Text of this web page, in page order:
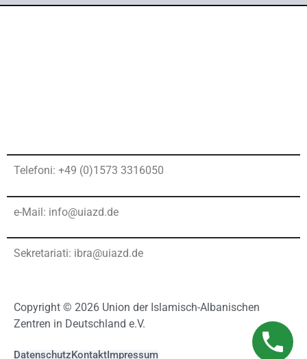
Telefoni: +49 (0)1573 3316050
e-Mail: info@uiazd.de
Sekretariati: ibra@uiazd.de
Copyright © 2026 Union der Islamisch-Albanischen
Zentren in Deutschland e.V.
DatenschutzKontaktImpressum